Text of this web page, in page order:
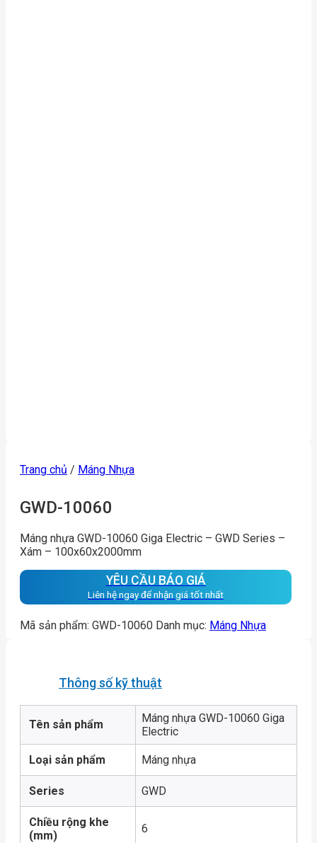
Trang chủ / Máng Nhựa
GWD-10060
Máng nhựa GWD-10060 Giga Electric – GWD Series –
Xám – 100x60x2000mm
YÊU CẦU BÁO GIÁ
Liên hệ ngay để nhận giá tốt nhất
Mã sản phẩm: GWD-10060 Danh mục: Máng Nhựa
Thông số kỹ thuật
Tên sản phẩm
Máng nhựa GWD-10060 Giga
Electric
Loại sản phẩm Máng nhựa
Series GWD
Chiều rộng khe
(mm)
6